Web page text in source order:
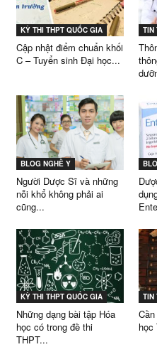
KỲ THI THPT QUỐC GIA
Cập nhật điểm chuẩn khối
C – Tuyển sinh Đại học...
TIN
BLOG NGHỀ Y
Người Dược Sĩ và những
nỗi khổ không phải ai
cũng...
KỲ THI THPT QUỐC GIA
Những dạng bài tập Hóa
học có trong đề thi
THPT...
TIN
học